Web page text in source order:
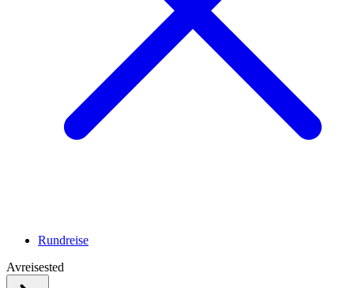
Rundreise
Avreisested